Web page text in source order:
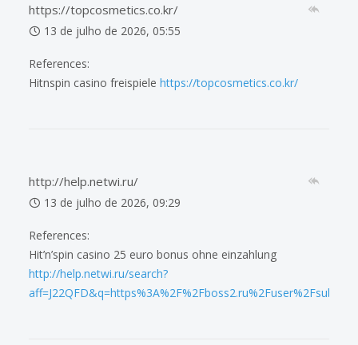
https://topcosmetics.co.kr/
13 de julho de 2026, 05:55
References:
Hitnspin casino freispiele https://topcosmetics.co.kr/
http://help.netwi.ru/
13 de julho de 2026, 09:29
References:
Hit’n’spin casino 25 euro bonus ohne einzahlung
http://help.netwi.ru/search?